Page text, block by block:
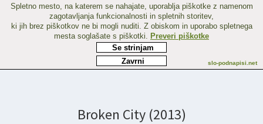
Broken City (2013)
Spletno mesto, na katerem se nahajate, uporablja piškotke z namenom
zagotavljanja funkcionalnosti in spletnih storitev,
ki jih brez piškotkov ne bi mogli nuditi. Z obiskom in uporabo spletnega
mesta soglašate s piškotki. Preveri piškotke
Se strinjam
Zavrni
slo-podnapisi.net